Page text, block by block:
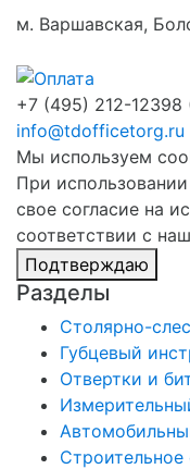
м. Варшавская,
+7 (495) 212-12398
info@tdofficetorg.ru
Мы используем
При
свое согласие на
соответствии с
Подтверждаю
Разделы
Столярно-
Губцевый
Отвертки и
Строительное